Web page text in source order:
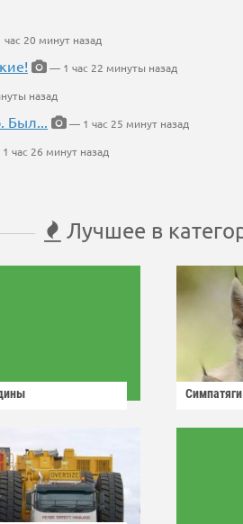
20 минут назад
— 1 час 22 минуты назад
назад
Был...
— 1 час 25 минут назад
час 26 минут назад
Лучшее в
Симпатяги